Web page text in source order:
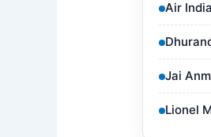
Air India
Jai
Lionel